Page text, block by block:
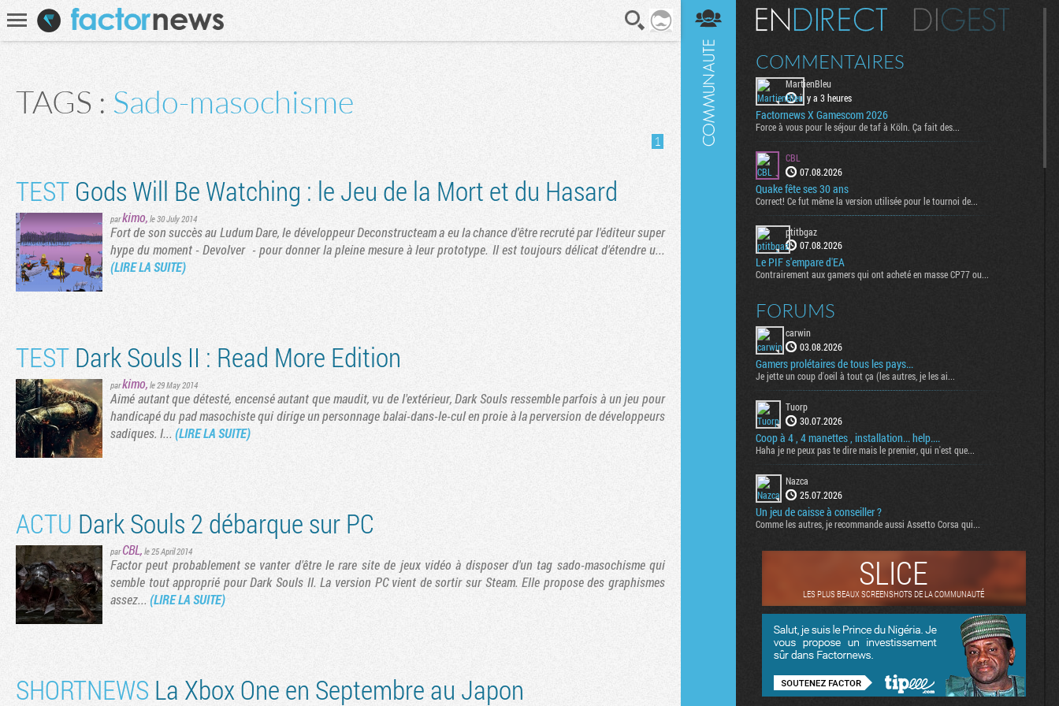
TAGS : Sado-masochisme
1
TEST Gods Will Be Watching : le Jeu de la Mort et du Hasard
parkimo, le 30 July 2014
Fort de son succès au Ludum Dare, le développeur Deconstructeam a eu la chance d'être recruté par l'éditeur super
hype du moment - Devolver - pour donner la pleine mesure à leur prototype. Il est toujours délicat d'étendre u...
(LIRE LA SUITE)
TEST Dark Souls II : Read More Edition
parkimo, le 29 May 2014
Aimé autant que détesté, encensé autant que maudit, vu de l'extérieur, Dark Souls ressemble parfois à un jeu pour
handicapé du pad masochiste qui dirige un personnage balai-dans-le-cul en proie à la perversion de développeurs
sadiques. I... (LIRE LA SUITE)
ACTU Dark Souls 2 débarque sur PC
parCBL, le 25 April 2014
Factor peut probablement se vanter d'être le rare site de jeux vidéo à disposer d'un tag sado-masochisme qui
semble tout approprié pour Dark Souls II. La version PC vient de sortir sur Steam. Elle propose des graphismes
assez... (LIRE LA SUITE)
SHORTNEWS La Xbox One en Septembre au Japon
Digest
COMMENTAIRES
MartienBleu
il y a 3 heures
Factornews X Gamescom 2026
Force à vous pour le séjour de taf à Köln. Ça fait des...
CBL
07.08.2026
Quake fête ses 30 ans
Correct! Ce fut même la version utilisée pour le tournoi de...
ptitbgaz
07.08.2026
Le PIF s'empare d'EA
Contrairement aux gamers qui ont acheté en masse CP77 ou...
FORUMS
carwin
03.08.2026
Gamers prolétaires de tous les pays...
Je jette un coup d'oeil à tout ça (les autres, je les ai...
Tuorp
30.07.2026
Coop à 4 , 4 manettes , installation... help....
Haha je ne peux pas te dire mais le premier, qui n'est que...
Nazca
25.07.2026
Un jeu de caisse à conseiller ?
Comme les autres, je recommande aussi Assetto Corsa qui...
SLICE
LES PLUS BEAUX SCREENSHOTS DE LA COMMUNAUTÉ